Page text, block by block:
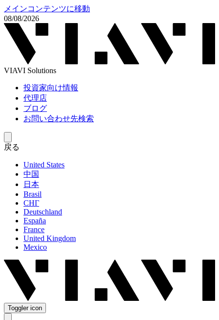
メインコンテンツに移動
08/08/2026
VIAVI Solutions
投資家向け情報
代理店
ブログ
お問い合わせ先検索
戻る
United States
中国
日本
Brasil
СНГ
Deutschland
España
France
United Kingdom
Mexico
Toggler icon